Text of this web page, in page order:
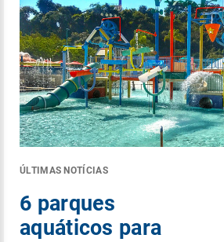
ÚLTIMAS NOTÍCIAS
6 parques
aquáticos para